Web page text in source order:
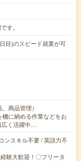
す。
目)のスピード就業が可
商品管理）
に納める作業などをお
広く活躍中…
ンスキル不要 / 英語力不
験大歓迎！〇フリータ